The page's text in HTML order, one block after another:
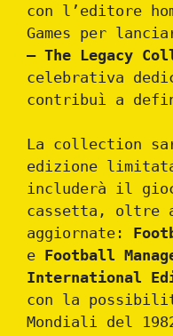
con l’editore
Games per
– The Legacy
celebrativa
contribuì a
La collection
edizione
includerà il
cassetta, oltre
aggiornate:
e Football
International
con la
Mondiali del